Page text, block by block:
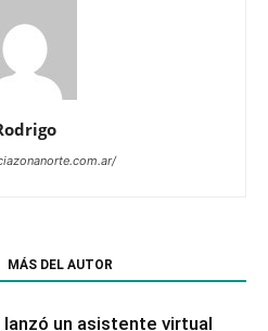
MÁS DEL AUTOR
lanzó un asistente virtual